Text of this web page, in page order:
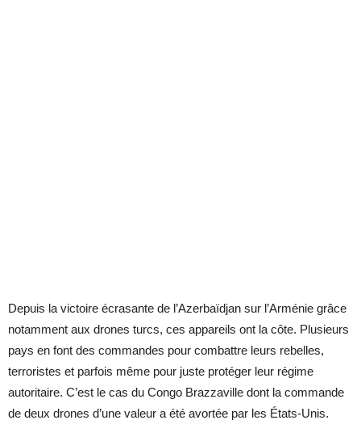
Depuis la victoire écrasante de l’Azerbaïdjan sur l’Arménie grâce
notamment aux drones turcs, ces appareils ont la côte. Plusieurs
pays en font des commandes pour combattre leurs rebelles,
terroristes et parfois même pour juste protéger leur régime
autoritaire. C’est le cas du Congo Brazzaville dont la commande
de deux drones d’une valeur a été avortée par les États-Unis.